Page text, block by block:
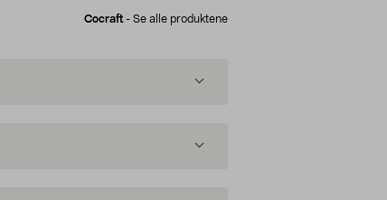
Cocraft - Se alle produktene